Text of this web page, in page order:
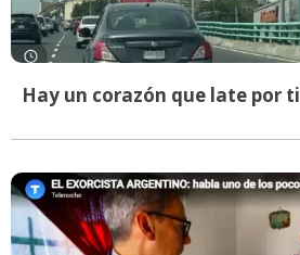
Hay un corazón que late por ti